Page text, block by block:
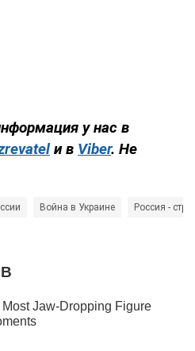
у нас в
и в Viber. Не
Война в Украине Россия -